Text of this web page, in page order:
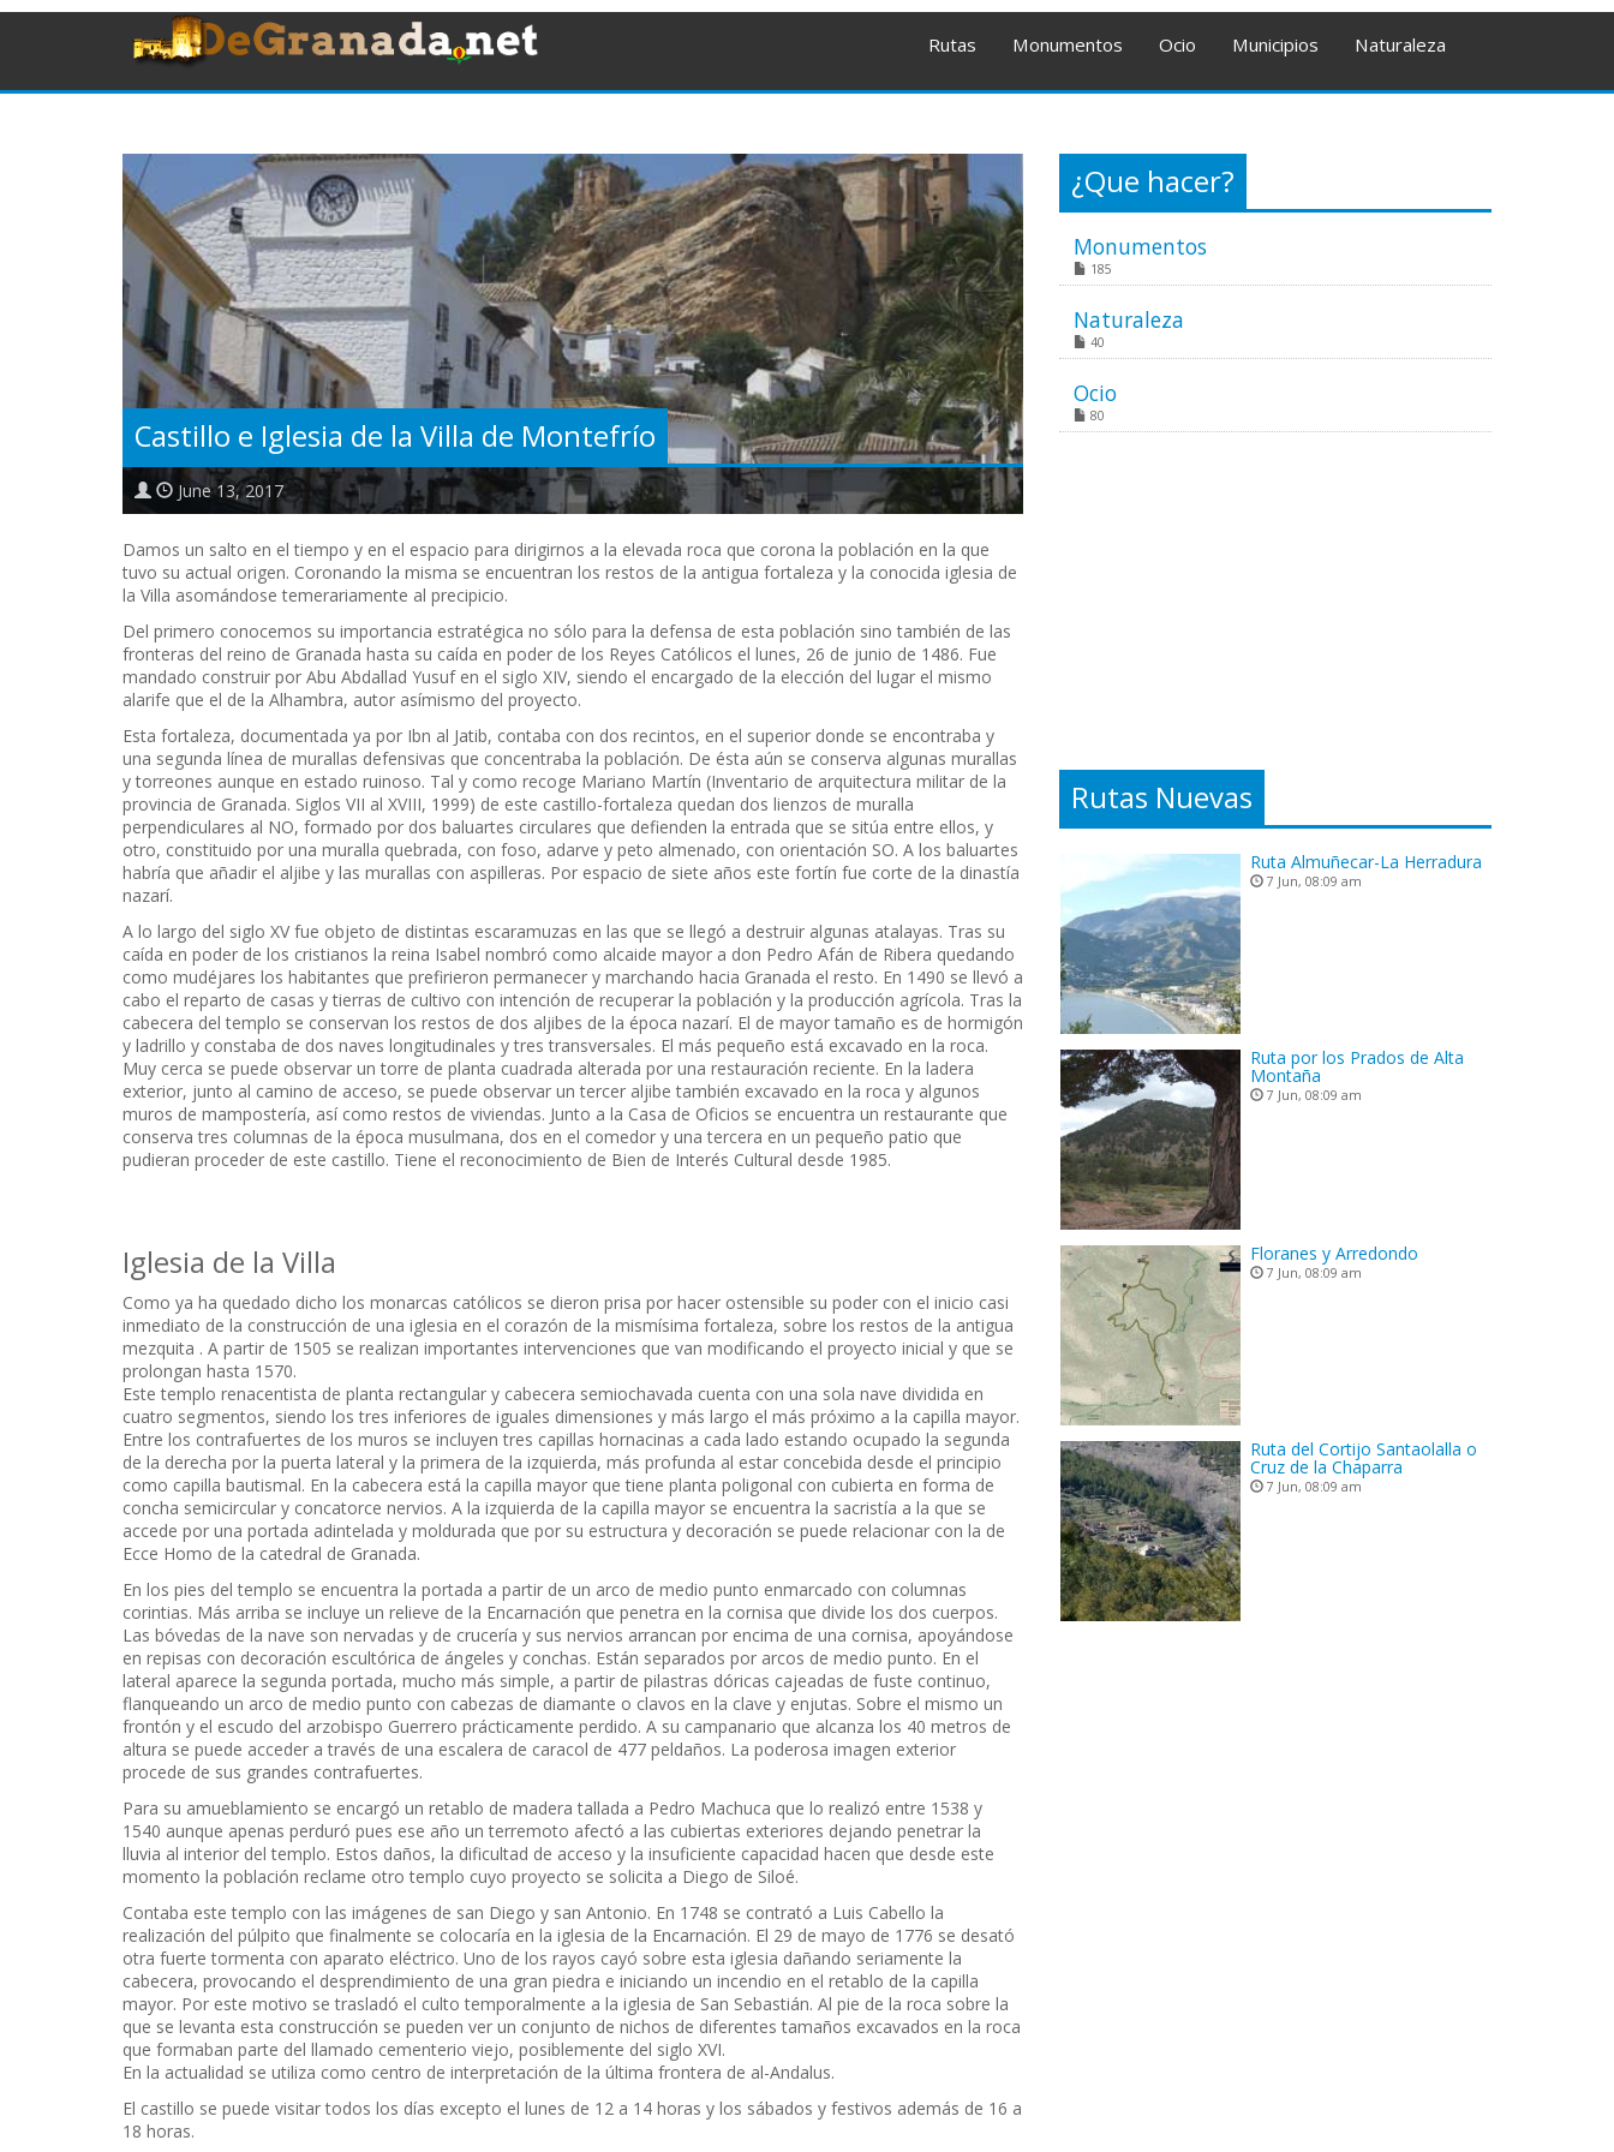
Rutas Monumentos Ocio Municipios Naturaleza
Castillo e Iglesia de la Villa de Montefrío
June 13, 2017
Damos un salto en el tiempo y en el espacio para dirigirnos a la elevada roca que corona la población en la que
tuvo su actual origen. Coronando la misma se encuentran los restos de la antigua fortaleza y la conocida iglesia de
la Villa asomándose temerariamente al precipicio.
Del primero conocemos su importancia estratégica no sólo para la defensa de esta población sino también de las
fronteras del reino de Granada hasta su caída en poder de los Reyes Católicos el lunes, 26 de junio de 1486. Fue
mandado construir por Abu Abdallad Yusuf en el siglo XIV, siendo el encargado de la elección del lugar el mismo
alarife que el de la Alhambra, autor asímismo del proyecto.
Esta fortaleza, documentada ya por Ibn al Jatib, contaba con dos recintos, en el superior donde se encontraba y
una segunda línea de murallas defensivas que concentraba la población. De ésta aún se conserva algunas murallas
y torreones aunque en estado ruinoso. Tal y como recoge Mariano Martín (Inventario de arquitectura militar de la
provincia de Granada. Siglos VII al XVIII, 1999) de este castillo-fortaleza quedan dos lienzos de muralla
perpendiculares al NO, formado por dos baluartes circulares que defienden la entrada que se sitúa entre ellos, y
otro, constituido por una muralla quebrada, con foso, adarve y peto almenado, con orientación SO. A los baluartes
habría que añadir el aljibe y las murallas con aspilleras. Por espacio de siete años este fortín fue corte de la dinastía
nazarí.
A lo largo del siglo XV fue objeto de distintas escaramuzas en las que se llegó a destruir algunas atalayas. Tras su
caída en poder de los cristianos la reina Isabel nombró como alcaide mayor a don Pedro Afán de Ribera quedando
como mudéjares los habitantes que prefirieron permanecer y marchando hacia Granada el resto. En 1490 se llevó a
cabo el reparto de casas y tierras de cultivo con intención de recuperar la población y la producción agrícola. Tras la
cabecera del templo se conservan los restos de dos aljibes de la época nazarí. El de mayor tamaño es de hormigón
y ladrillo y constaba de dos naves longitudinales y tres transversales. El más pequeño está excavado en la roca.
Muy cerca se puede observar un torre de planta cuadrada alterada por una restauración reciente. En la ladera
exterior, junto al camino de acceso, se puede observar un tercer aljibe también excavado en la roca y algunos
muros de mampostería, así como restos de viviendas. Junto a la Casa de Oficios se encuentra un restaurante que
conserva tres columnas de la época musulmana, dos en el comedor y una tercera en un pequeño patio que
pudieran proceder de este castillo. Tiene el reconocimiento de Bien de Interés Cultural desde 1985.
Iglesia de la Villa
Como ya ha quedado dicho los monarcas católicos se dieron prisa por hacer ostensible su poder con el inicio casi
inmediato de la construcción de una iglesia en el corazón de la mismísima fortaleza, sobre los restos de la antigua
mezquita . A partir de 1505 se realizan importantes intervenciones que van modificando el proyecto inicial y que se
prolongan hasta 1570.
Este templo renacentista de planta rectangular y cabecera semiochavada cuenta con una sola nave dividida en
cuatro segmentos, siendo los tres inferiores de iguales dimensiones y más largo el más próximo a la capilla mayor.
Entre los contrafuertes de los muros se incluyen tres capillas hornacinas a cada lado estando ocupado la segunda
de la derecha por la puerta lateral y la primera de la izquierda, más profunda al estar concebida desde el principio
como capilla bautismal. En la cabecera está la capilla mayor que tiene planta poligonal con cubierta en forma de
concha semicircular y concatorce nervios. A la izquierda de la capilla mayor se encuentra la sacristía a la que se
accede por una portada adintelada y moldurada que por su estructura y decoración se puede relacionar con la de
Ecce Homo de la catedral de Granada.
En los pies del templo se encuentra la portada a partir de un arco de medio punto enmarcado con columnas
corintias. Más arriba se incluye un relieve de la Encarnación que penetra en la cornisa que divide los dos cuerpos.
Las bóvedas de la nave son nervadas y de crucería y sus nervios arrancan por encima de una cornisa, apoyándose
en repisas con decoración escultórica de ángeles y conchas. Están separados por arcos de medio punto. En el
lateral aparece la segunda portada, mucho más simple, a partir de pilastras dóricas cajeadas de fuste continuo,
flanqueando un arco de medio punto con cabezas de diamante o clavos en la clave y enjutas. Sobre el mismo un
frontón y el escudo del arzobispo Guerrero prácticamente perdido. A su campanario que alcanza los 40 metros de
altura se puede acceder a través de una escalera de caracol de 477 peldaños. La poderosa imagen exterior
procede de sus grandes contrafuertes.
Para su amueblamiento se encargó un retablo de madera tallada a Pedro Machuca que lo realizó entre 1538 y
1540 aunque apenas perduró pues ese año un terremoto afectó a las cubiertas exteriores dejando penetrar la
lluvia al interior del templo. Estos daños, la dificultad de acceso y la insuficiente capacidad hacen que desde este
momento la población reclame otro templo cuyo proyecto se solicita a Diego de Siloé.
Contaba este templo con las imágenes de san Diego y san Antonio. En 1748 se contrató a Luis Cabello la
realización del púlpito que finalmente se colocaría en la iglesia de la Encarnación. El 29 de mayo de 1776 se desató
otra fuerte tormenta con aparato eléctrico. Uno de los rayos cayó sobre esta iglesia dañando seriamente la
cabecera, provocando el desprendimiento de una gran piedra e iniciando un incendio en el retablo de la capilla
mayor. Por este motivo se trasladó el culto temporalmente a la iglesia de San Sebastián. Al pie de la roca sobre la
que se levanta esta construcción se pueden ver un conjunto de nichos de diferentes tamaños excavados en la roca
que formaban parte del llamado cementerio viejo, posiblemente del siglo XVI.
En la actualidad se utiliza como centro de interpretación de la última frontera de al-Andalus.
El castillo se puede visitar todos los días excepto el lunes de 12 a 14 horas y los sábados y festivos además de 16 a
18 horas.
¿Que hacer?
Monumentos
185
Naturaleza
40
Ocio
80
Rutas Nuevas
Ruta Almuñecar-La Herradura
7 Jun, 08:09 am
Ruta por los Prados de Alta
Montaña
7 Jun, 08:09 am
Floranes y Arredondo
7 Jun, 08:09 am
Ruta del Cortijo Santaolalla o
Cruz de la Chaparra
7 Jun, 08:09 am